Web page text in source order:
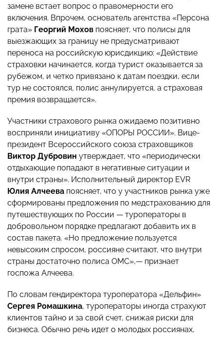
замене встает вопрос о правомерности его
включения. Впрочем, основатель агентства «Персона
грата» Георгий Мохов поясняет, что полисы для
выезжающих за границу не предусматривают
переноса на российскую юрисдикцию: «Действие
страховки начинается, когда турист оказывается за
рубежом, и четко привязано к датам поездки, если
тур не состоялся, полис аннулируется, а страховая
премия возвращается».
Участники страхового рынка ожидаемо позитивно
восприняли инициативу «ОПОРЫ РОССИИ». Вице-
президент Всероссийского союза страховщиков
Виктор Дубровин утверждает, что «периодически
отдыхающие попадают в негативные ситуации и
внутри страны». Исполнительный директор EVR
Юлия Алчеева поясняет, что у участников рынка уже
сформированы предложения по медстрахованию для
путешествующих по России — туроператоры в
добровольном порядке предлагают добавить их в
состав пакета. «Но предложение пользуется
невысоким спросом, россияне считают, что внутри
страны достаточно полиса ОМС»,— признает
госпожа Алчеева.
По словам гендиректора туроператора «Дельфин»
Сергея Ромашкина, туроператоры иногда страхуют
клиентов тайно и за свой счет, снижая риски для
бизнеса. Обычно речь идет о молодых россиянах,